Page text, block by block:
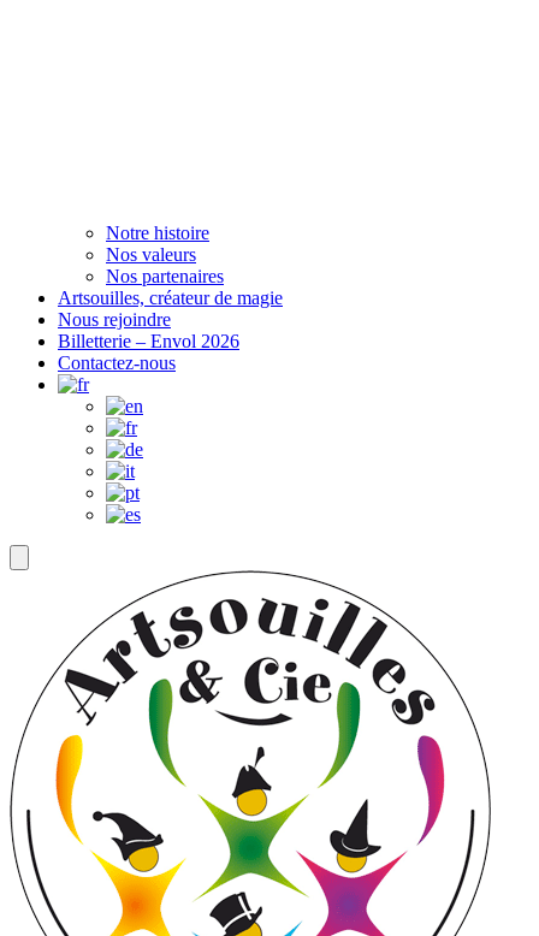
Notre histoire
Nos valeurs
Nos partenaires
Artsouilles, créateur de magie
Nous rejoindre
Billetterie – Envol 2026
Contactez-nous